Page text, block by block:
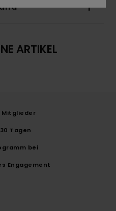
ARTIKEL
Mitglieder
Tagen
bei
Engagement